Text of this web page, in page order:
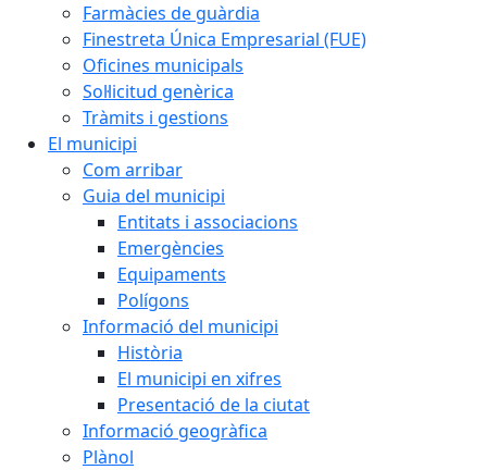
Farmàcies de guàrdia
Finestreta Única Empresarial (FUE)
Oficines municipals
Sol·licitud genèrica
Tràmits i gestions
El municipi
Com arribar
Guia del municipi
Entitats i associacions
Emergències
Equipaments
Polígons
Informació del municipi
Història
El municipi en xifres
Presentació de la ciutat
Informació geogràfica
Plànol